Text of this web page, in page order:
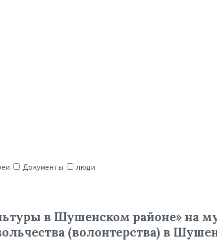
Документы
люди
в Шушенском районе» на
(волонтерства) в